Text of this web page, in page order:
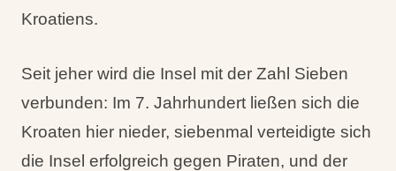
Kroatiens.
Seit jeher wird die Insel mit der Zahl Sieben
verbunden: Im 7. Jahrhundert ließen sich die
Kroaten hier nieder, siebenmal verteidigte sich
die Insel erfolgreich gegen Piraten, und der